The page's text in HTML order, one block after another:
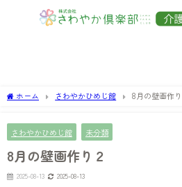
ホーム さわやかひめじ館 8月の壁画作り
さわやかひめじ館 未分類
8月の壁画作り２
2025-08-13 2025-08-13